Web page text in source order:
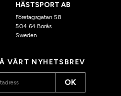
HÄSTSPORT AB
Företagsgatan 58
504 64 Borås
Sweden
VÅRT NYHETSBREV
OK